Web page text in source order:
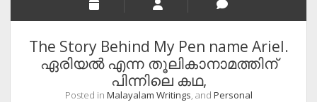
INTERVIEWS / BLOG INTRO
INFOGRAPHICS
PHOTOGRAPHY
The Story Behind My Pen name Ariel.
ഏരിയൽ എന്ന തൂലികാനാമത്തിന്
പിന്നിലെ കഥ,
Posted in Malayalam Writings, and Personal